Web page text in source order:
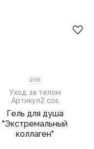
200
Уход за телом
Артикул2 cos
Гель для душа
"Экстремальный
коллаген"